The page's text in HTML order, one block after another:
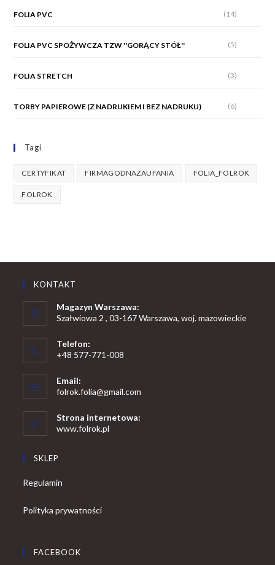
FOLIA PVC (14)
FOLIA PVC SPOŻYWCZA TZW ''GORĄCY STÓŁ'' (5)
FOLIA STRETCH (3)
TORBY PAPIEROWE (Z NADRUKIEM I BEZ NADRUKU) (6)
Tagi
CERTYFIKAT FIRMAGODNAZAUFANIA FOLIA_FOLROK
FOLROK
KONTAKT
Magazyn Warszawa:
Szałwiowa 2 , 03-167 Warszawa, woj. mazowieckie
Telefon:
+48 577-771-008
in
your
application
Email:
folrok.folia@gmail.com
Strona internetowa:
www.folrok.pl
SKLEP
Regulamin
Polityka prywatności
FACEBOOK